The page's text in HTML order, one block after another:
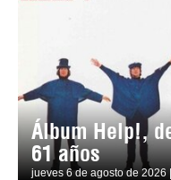
Álbum Help!,
61 años
jueves 6 de agosto de 2026